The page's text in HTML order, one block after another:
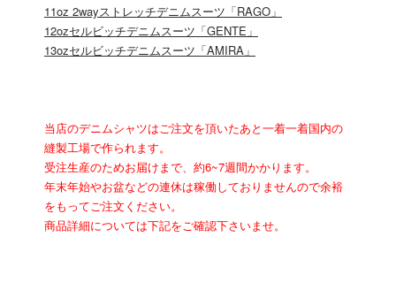
11oz 2wayストレッチデニムスーツ「RAGO」
12ozセルビッチデニムスーツ「GENTE」
13ozセルビッチデニムスーツ「AMIRA」
当店のデニムシャツはご注文を頂いたあと一着一着国内の
縫製工場で作られます。
受注生産のためお届けまで、約6~7週間かかります。
年末年始やお盆などの連休は稼働しておりませんので余裕
をもってご注文ください。
商品詳細については下記をご確認下さいませ。